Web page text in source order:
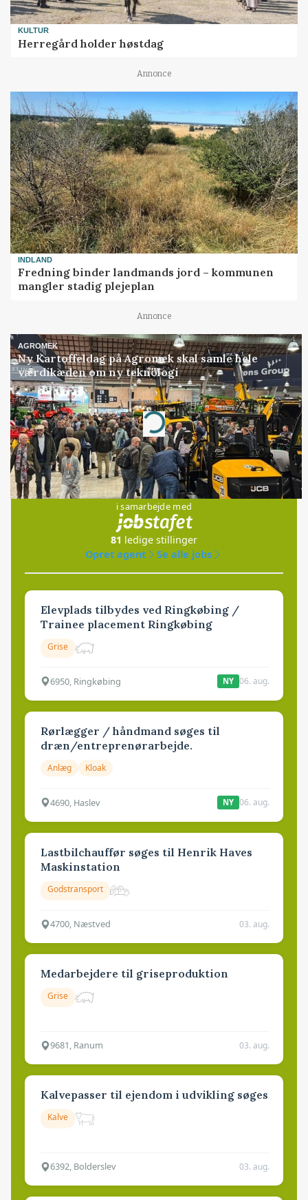
KULTUR
Herregård holder høstdag
Annonce
INDLAND
Fredning binder landmands jord – kommunen
mangler stadig plejeplan
Annonce
AGROMEK
Ny Kartoffeldag på Agromek skal samle hele
værdikæden om ny teknologi
Annonce
Loading...
Jobs
i samarbejde med
81 ledige stillinger
Opret agent
Se alle jobs
Elevplads tilbydes ved Ringkøbing /
Trainee placement Ringkøbing
Grise
6950, Ringkøbing NY 06. aug.
Rørlægger / håndmand søges til
dræn/entreprenørarbejde.
Anlæg Kloak
4690, Haslev NY 06. aug.
Lastbilchauffør søges til Henrik Haves
Maskinstation
Godstransport
4700, Næstved 03. aug.
Medarbejdere til griseproduktion
Grise
9681, Ranum 03. aug.
Kalvepasser til ejendom i udvikling søges
Kalve
6392, Bolderslev 03. aug.